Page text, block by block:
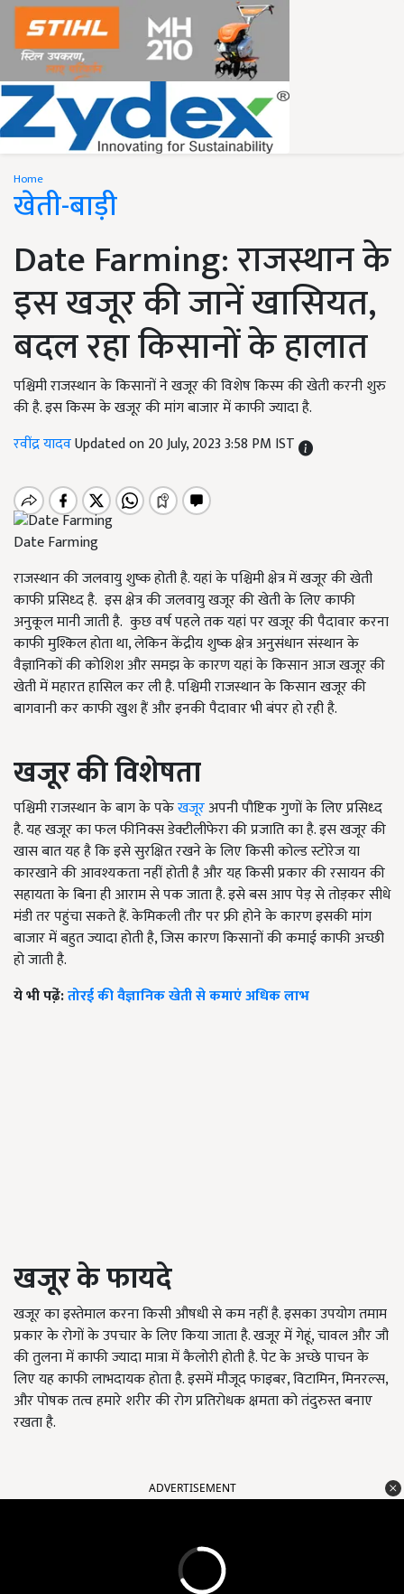
Home
खेती-बाड़ी
Date Farming: राजस्थान के
इस खजूर की जानें खासियत,
बदल रहा किसानों के हालात
पश्चिमी राजस्थान के किसानों ने खजूर की विशेष किस्म की खेती करनी शुरु
की है. इस किस्म के खजूर की मांग बाजार में काफी ज्यादा है.
रवींद्र यादवUpdated on 20 July, 2023 3:58 PM IST
Date Farming
राजस्थान की जलवायु शुष्क होती है. यहां के पश्चिमी क्षेत्र में खजूर की खेती
काफी प्रसिध्द है. इस क्षेत्र की जलवायु खजूर की खेती के लिए काफी
अनुकूल मानी जाती है. कुछ वर्ष पहले तक यहां पर खजूर की पैदावार करना
काफी मुश्किल होता था, लेकिन केंद्रीय शुष्क क्षेत्र अनुसंधान संस्थान के
वैज्ञानिकों की कोशिश और समझ के कारण यहां के किसान आज खजूर की
खेती में महारत हासिल कर ली है. पश्चिमी राजस्थान के किसान खजूर की
बागवानी कर काफी खुश हैं और इनकी पैदावार भी बंपर हो रही है.
खजूर की विशेषता
पश्चिमी राजस्थान के बाग के पकेखजूरअपनी पौष्टिक गुणों के लिए प्रसिध्द
है. यह खजूर का फल फीनिक्स डेक्टीलीफेरा की प्रजाति का है. इस खजूर की
खास बात यह है कि इसे सुरक्षित रखने के लिए किसी कोल्ड स्टोरेज या
कारखाने की आवश्यकता नहीं होती है और यह किसी प्रकार की रसायन की
सहायता के बिना ही आराम से पक जाता है. इसे बस आप पेड़ से तोड़कर सीधे
मंडी तर पहुंचा सकते हैं. केमिकली तौर पर फ्री होने के कारण इसकी मांग
बाजार में बहुत ज्यादा होती है, जिस कारण किसानों की कमाई काफी अच्छी
हो जाती है.
ये भी पढे़ं:तोरई की वैज्ञानिक खेती से कमाएं अधिक लाभ
खजूर के फायदे
खजूर का इस्तेमाल करना किसी औषधी से कम नहीं है. इसका उपयोग तमाम
प्रकार के रोगों के उपचार के लिए किया जाता है. खजूर में गेहूं, चावल और जौ
की तुलना में काफी ज्यादा मात्रा में कैलोरी होती है. पेट के अच्छे पाचन के
लिए यह काफी लाभदायक होता है. इसमें मौजूद फाइबर, विटामिन, मिनरल्स,
और पोषक तत्व हमारे शरीर की रोग प्रतिरोधक क्षमता को तंदुरुस्त बनाए
रखता है.
ADVERTISEMENT